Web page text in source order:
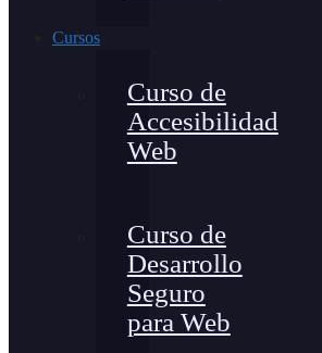
Cursos
Curso de
Accesibilidad
Web
Curso de
Desarrollo
Seguro
para Web